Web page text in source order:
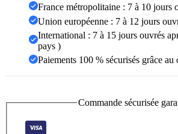
France métropolitaine : 7 à 10 jours
Union européenne : 7 à 12 jours
International : 7 à 15 jours ouvrés
pays )
Paiements 100 % sécurisés grâce au
Commande sécurisée